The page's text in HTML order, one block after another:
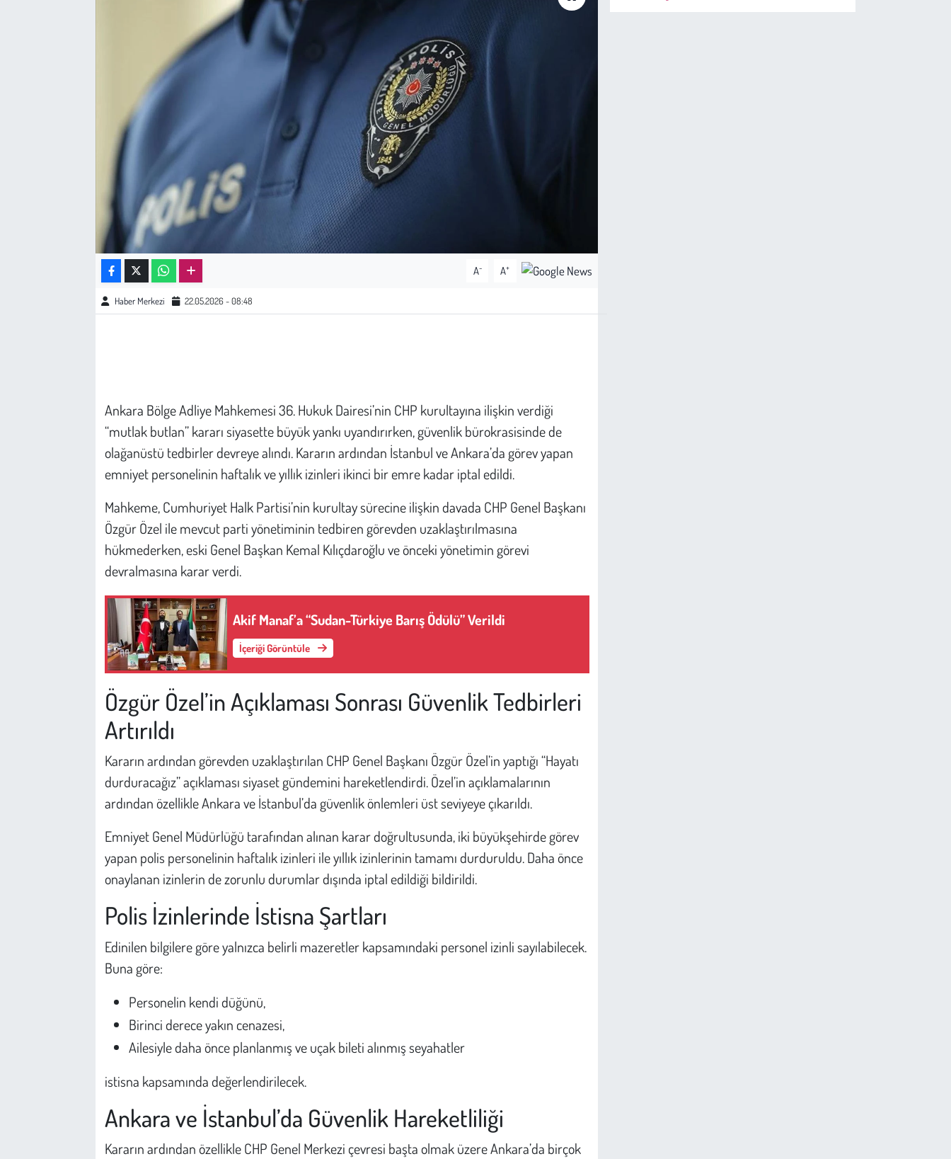
A- A+
Haber Merkezi 22.05.2026 - 08:48
Ankara Bölge Adliye Mahkemesi 36. Hukuk Dairesi’nin CHP kurultayına ilişkin verdiği
“mutlak butlan” kararı siyasette büyük yankı uyandırırken, güvenlik bürokrasisinde de
olağanüstü tedbirler devreye alındı. Kararın ardından İstanbul ve Ankara’da görev yapan
emniyet personelinin haftalık ve yıllık izinleri ikinci bir emre kadar iptal edildi.
Mahkeme, Cumhuriyet Halk Partisi’nin kurultay sürecine ilişkin davada CHP Genel Başkanı
Özgür Özel ile mevcut parti yönetiminin tedbiren görevden uzaklaştırılmasına
hükmederken, eski Genel Başkan Kemal Kılıçdaroğlu ve önceki yönetimin görevi
devralmasına karar verdi.
Akif Manaf’a “Sudan-Türkiye Barış Ödülü” Verildi
İçeriği Görüntüle
Özgür Özel’in Açıklaması Sonrası Güvenlik Tedbirleri
Artırıldı
Kararın ardından görevden uzaklaştırılan CHP Genel Başkanı Özgür Özel’in yaptığı “Hayatı
durduracağız” açıklaması siyaset gündemini hareketlendirdi. Özel’in açıklamalarının
ardından özellikle Ankara ve İstanbul’da güvenlik önlemleri üst seviyeye çıkarıldı.
Emniyet Genel Müdürlüğü tarafından alınan karar doğrultusunda, iki büyükşehirde görev
yapan polis personelinin haftalık izinleri ile yıllık izinlerinin tamamı durduruldu. Daha önce
onaylanan izinlerin de zorunlu durumlar dışında iptal edildiği bildirildi.
Polis İzinlerinde İstisna Şartları
Edinilen bilgilere göre yalnızca belirli mazeretler kapsamındaki personel izinli sayılabilecek.
Buna göre:
Personelin kendi düğünü,
Birinci derece yakın cenazesi,
Ailesiyle daha önce planlanmış ve uçak bileti alınmış seyahatler
istisna kapsamında değerlendirilecek.
Ankara ve İstanbul’da Güvenlik Hareketliliği
Kararın ardından özellikle CHP Genel Merkezi çevresi başta olmak üzere Ankara’da birçok
Bilim - Teknoloji
Hayvan Hakları